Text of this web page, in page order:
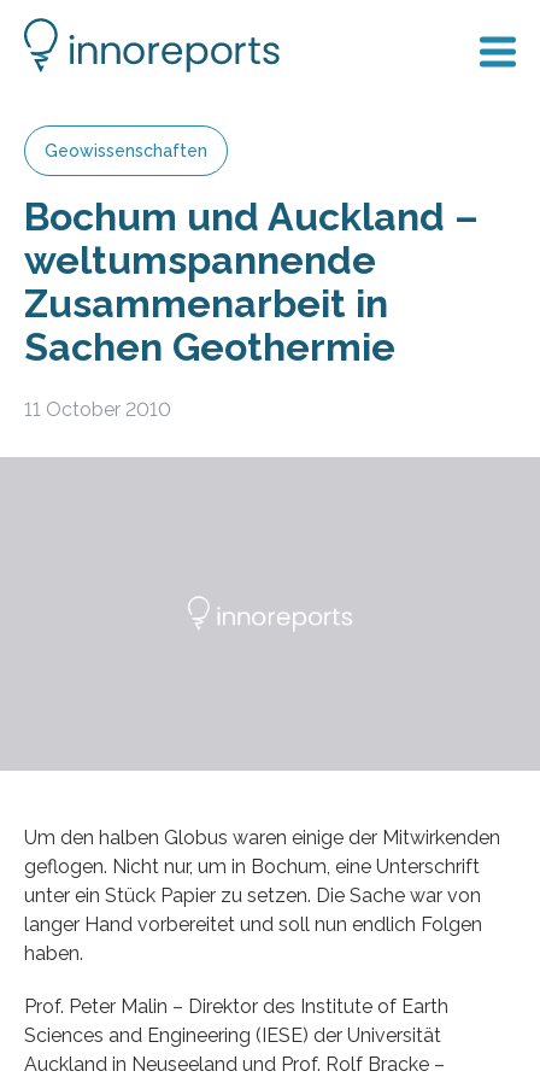
Geowissenschaften
Bochum und Auckland –
weltumspannende
Zusammenarbeit in
Sachen Geothermie
11 October 2010
Um den halben Globus waren einige der Mitwirkenden
geflogen. Nicht nur, um in Bochum, eine Unterschrift
unter ein Stück Papier zu setzen. Die Sache war von
langer Hand vorbereitet und soll nun endlich Folgen
haben.
Prof. Peter Malin – Direktor des Institute of Earth
Sciences and Engineering (IESE) der Universität
Auckland in Neuseeland und Prof. Rolf Bracke –